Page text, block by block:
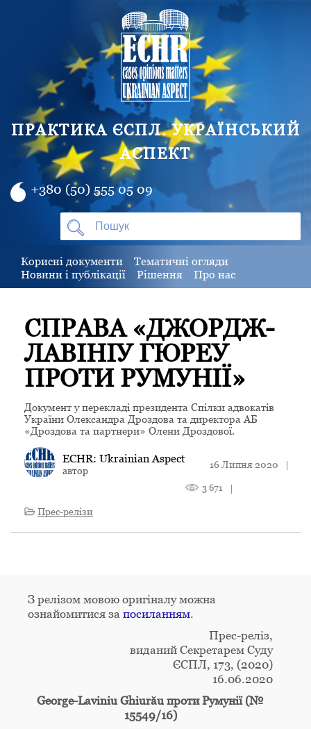
ПРАКТИКА ЄСПЛ. УКРАЇНСЬКИЙ
АСПЕКТ
+380 (50) 555 05 09
Корисні документи
Тематичні огляди
Новини і публікації
Рішення Про нас
СПРАВА «ДЖОРДЖ-
ЛАВІНІУ ГЮРЕУ
ПРОТИ РУМУНІЇ»
Документ у перекладі президента Спілки адвокатів
України Олександра Дроздова та директора АБ
«Дроздова та партнери» Олени Дроздової.
ECHR: Ukrainian Aspect
автор
16 Липня 2020 |
3 671
|
Прес-релізи
З релізом мовою оригіналу можна
ознайомитися за посиланням.
Прес-реліз,
виданий Секретарем Суду
ЄСПЛ, 173, (2020)
16.06.2020
George-Laviniu Ghiurău проти Румунії (№
15549/16)